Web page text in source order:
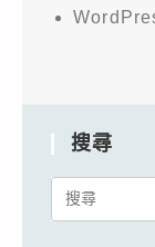
搜尋
Search